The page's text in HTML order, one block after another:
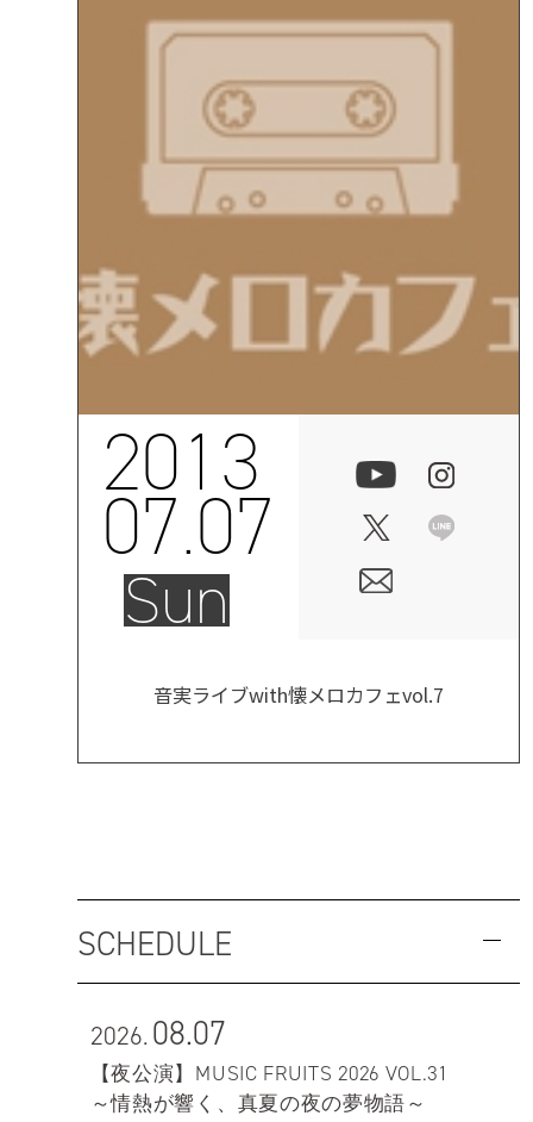
2013
07.07
Sun
音実ライブwith懐メロカフェvol.7
SCHEDULE
2026.08.07
【夜公演】MUSIC FRUITS 2026 VOL.31
～情熱が響く、真夏の夜の夢物語～